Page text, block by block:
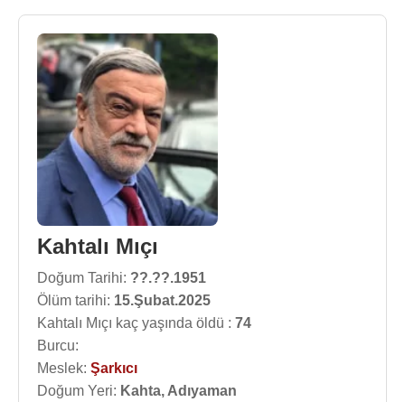
Kahtalı Mıçı
Doğum Tarihi: ??.??.1951
Ölüm tarihi: 15.Şubat.2025
Kahtalı Mıçı kaç yaşında öldü : 74
Burcu:
Meslek: Şarkıcı
Doğum Yeri: Kahta, Adıyaman